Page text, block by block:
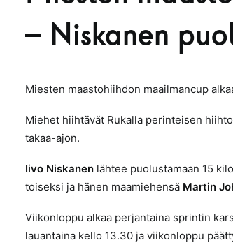
– Niskanen
Miesten maastohiihdon maailmancup
Miehet hiihtävät Rukalla perinteisen
takaa-ajon.
Iivo Niskanen lähtee puolustamaan 15
toiseksi ja hänen maamiehensä Martin
Viikonloppu alkaa perjantaina sprintin
lauantaina kello 13.30 ja viikonloppu